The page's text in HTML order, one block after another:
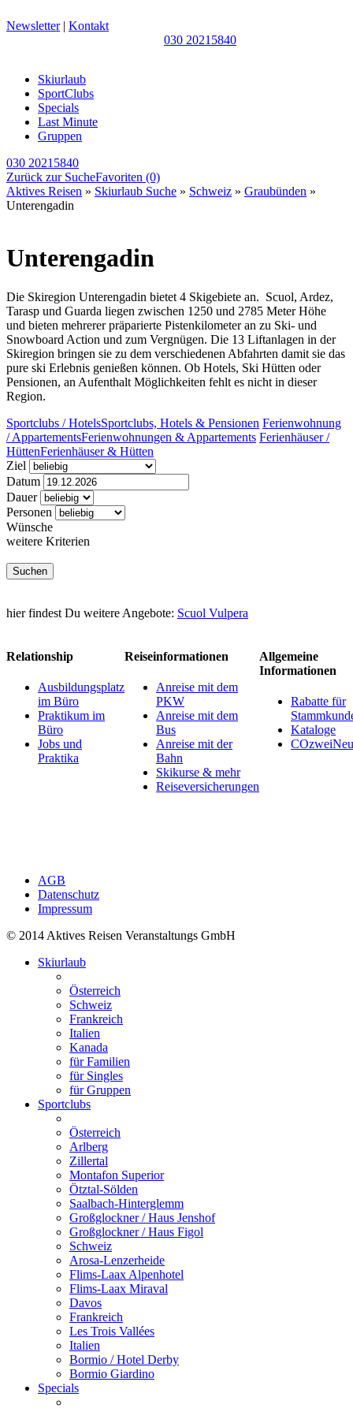
Newsletter| Kontakt
030 20215840
Skiurlaub
SportClubs
Specials
Last Minute
Gruppen
030 20215840
Zurück zur SucheFavoriten (0)
Aktives Reisen » Skiurlaub Suche » Schweiz » Graubünden »
Unterengadin
Unterengadin
Die Skiregion Unterengadin bietet 4 Skigebiete an. Scuol, Ardez,
Tarasp und Guarda liegen zwischen 1250 und 2785 Meter Höhe
und bieten mehrerer präparierte Pistenkilometer an zu Ski- und
Snowboard Action und zum Vergnügen. Die 13 Liftanlagen in der
Skiregion bringen sie zu dem verschiedenen Abfahrten damit sie das
pure ski Erlebnis genießen können. Ob Hotels, Ski Hütten oder
Pensionen, an Aufenthalt Möglichkeiten fehlt es nicht in dieser
Region.
Sportclubs / HotelsSportclubs, Hotels & Pensionen Ferienwohnung
/ AppartementsFerienwohnungen & Appartements Ferienhäuser /
HüttenFerienhäuser & Hütten
Ziel
Datum
Dauer
Personen
Wünsche
weitere Kriterien
hier findest Du weitere Angebote: Scuol Vulpera
Relationship
Ausbildungsplatz
im Büro
Praktikum im
Büro
Jobs und
Praktika
Reiseinformationen
Anreise mit dem
PKW
Anreise mit dem
Bus
Anreise mit der
Bahn
Skikurse & mehr
Reiseversicherungen
Allgemeine
Informationen
Rabatte für
Kataloge
AGB
Datenschutz
Impressum
© 2014 Aktives Reisen Veranstaltungs GmbH
Skiurlaub
Österreich
Schweiz
Frankreich
Italien
Kanada
für Familien
für Singles
für Gruppen
Sportclubs
Österreich
Arlberg
Zillertal
Montafon Superior
Ötztal-Sölden
Saalbach-Hinterglemm
Großglockner / Haus Jenshof
Großglockner / Haus Figol
Schweiz
Arosa-Lenzerheide
Flims-Laax Alpenhotel
Flims-Laax Miraval
Davos
Frankreich
Les Trois Vallées
Italien
Bormio / Hotel Derby
Bormio Giardino
Specials